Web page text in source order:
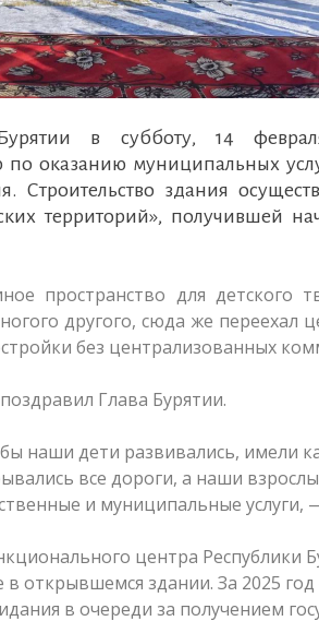
в субботу, 14
оказанию муниципальных
Строительство здания
территорий», получившей
пространство для детского
другого, сюда же переехал
без централизованных
Глава Бурятии.
наши дети развивались, имели
все дороги, а наши
и муниципальные
центра Республики
открывшемся здании. За 2025 год
в очереди за получением